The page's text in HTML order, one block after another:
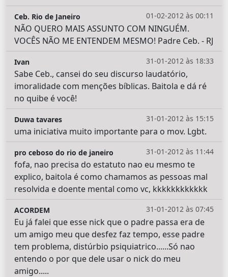
01-02-2012 às 00:11
Ceb. Rio de Janeiro
NÃO QUERO MAIS ASSUNTO COM NINGUÉM.
VOCÊS NÃO ME ENTENDEM MESMO! Padre Ceb. - RJ
31-01-2012 às 18:33
Ivan
Sabe Ceb., cansei do seu discurso laudatório,
imoralidade com menções bíblicas. Baitola e dá ré
no quibe é você!
31-01-2012 às 15:15
Duwa tavares
uma iniciativa muito importante para o mov. Lgbt.
31-01-2012 às 11:44
pro ceboso do rio de janeiro
fofa, nao precisa do estatuto nao eu mesmo te
explico, baitola é como chamamos as pessoas mal
resolvida e doente mental como vc, kkkkkkkkkkkk
31-01-2012 às 07:45
ACORDEM
Eu já falei que esse nick que o padre passa era de
um amigo meu que desfez faz tempo, esse padre
tem problema, distúrbio psiquiatrico......Só nao
entendo o por que dele usar o nick do meu
amigo.....